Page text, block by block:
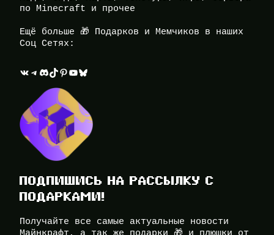
по Minecraft и прочее
Ещё больше 🎁 Подарков и Мемчиков в наших
Соц Сетях:
ВКонтакте Telegram Discord TikTok Pinterest YouTube Bluesky
ПОДПИШИСЬ НА РАССЫЛКУ С
ПОДАРКАМИ!
Получайте все самые актуальные новости
Майнкрафт, а так же подарки 🎁 и плюшки от